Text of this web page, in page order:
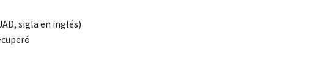
sigla en inglés)